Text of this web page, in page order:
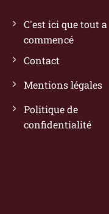
C'est ici que tout a
commencé
Contact
Mentions légales
Politique de
confidentialité